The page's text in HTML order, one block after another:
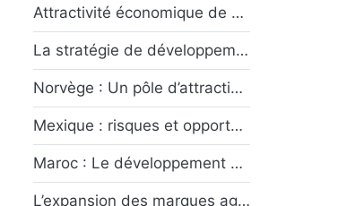
Attractivité économique de Taïwan : opportunités et risques ?
La stratégie de développement des énergies au Chili : risques et opportunités
Norvège : Un pôle d’attractivité économique entre rente pétrolière et transition écologique
Mexique : risques et opportunités
Maroc : Le développement des provinces du Sud symbole du dynamisme économique marocain
L’expansion des marques agroalimentaires françaises dans les pays émergents : Opportunités et défis